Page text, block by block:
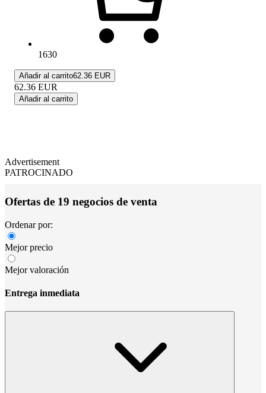
1630
Añadir al carrito62.36 EUR
62.36 EUR
Añadir al carrito
Advertisement
PATROCINADO
Ofertas de 19 negocios de venta
Ordenar por:
Mejor precio
Mejor valoración
Entrega inmediata